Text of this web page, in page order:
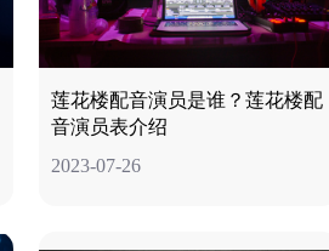
莲花楼配音演员是谁？莲花楼配
音演员表介绍
2023-07-26